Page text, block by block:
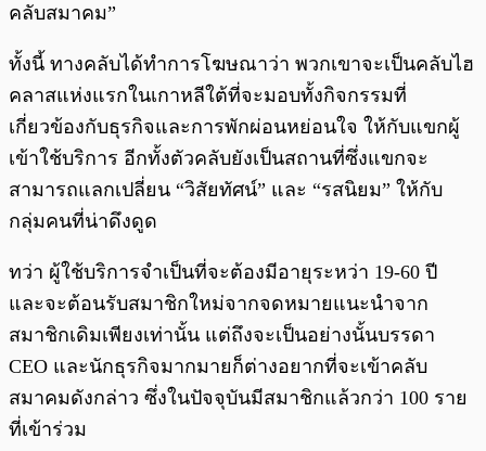
คลับสมาคม”
ทั้งนี้ ทางคลับได้ทำการโฆษณาว่า พวกเขาจะเป็นคลับไฮ
คลาสแห่งแรกในเกาหลีใต้ที่จะมอบทั้งกิจกรรมที่
เกี่ยวข้องกับธุรกิจและการพักผ่อนหย่อนใจ ให้กับแขกผู้
เข้าใช้บริการ อีกทั้งตัวคลับยังเป็นสถานที่ซึ่งแขกจะ
สามารถแลกเปลี่ยน “วิสัยทัศน์” และ “รสนิยม” ให้กับ
กลุ่มคนที่น่าดึงดูด
ทว่า ผู้ใช้บริการจำเป็นที่จะต้องมีอายุระหว่า 19-60 ปี
และจะต้อนรับสมาชิกใหม่จากจดหมายแนะนำจาก
สมาชิกเดิมเพียงเท่านั้น แต่ถึงจะเป็นอย่างนั้นบรรดา
CEO และนักธุรกิจมากมายก็ต่างอยากที่จะเข้าคลับ
สมาคมดังกล่าว ซึ่งในปัจจุบันมีสมาชิกแล้วกว่า 100 ราย
ที่เข้าร่วม